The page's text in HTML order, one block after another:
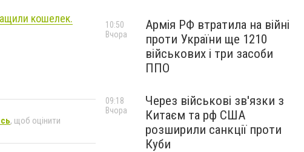
кошелек.
, щоб оцінити
Армія РФ втратила на війні
проти України ще 1210
військових і три засоби
ППО
10:50
Вчора
Через військові зв'язки з
Китаєм та рф США
розширили санкції проти
Куби
09:18
Вчора